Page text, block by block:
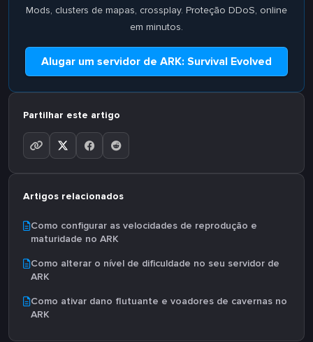
Mods, clusters de mapas, crossplay. Proteção DDoS, online
em minutos.
Alugar um servidor de ARK: Survival Evolved
Partilhar este artigo
Artigos relacionados
Como configurar as velocidades de reprodução e
maturidade no ARK
Como alterar o nível de dificuldade no seu servidor de
ARK
Como ativar dano flutuante e voadores de cavernas no
ARK